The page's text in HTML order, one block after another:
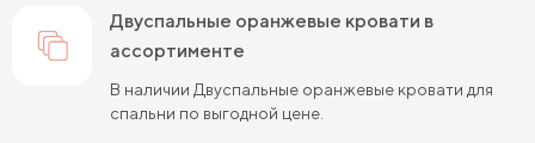
Двуспальные оранжевые кровати в
ассортименте
В наличии Двуспальные оранжевые кровати для
спальни по выгодной цене.